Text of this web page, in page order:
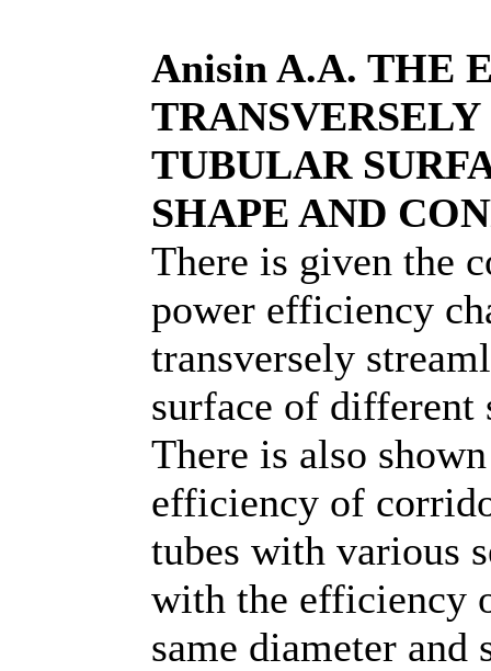
Anisin A.A. THE
TUBULAR
SHAPE AND
There is given the
power efficiency
transversely
surface of different
There is also
efficiency of
tubes with various
with the efficiency
same diameter and